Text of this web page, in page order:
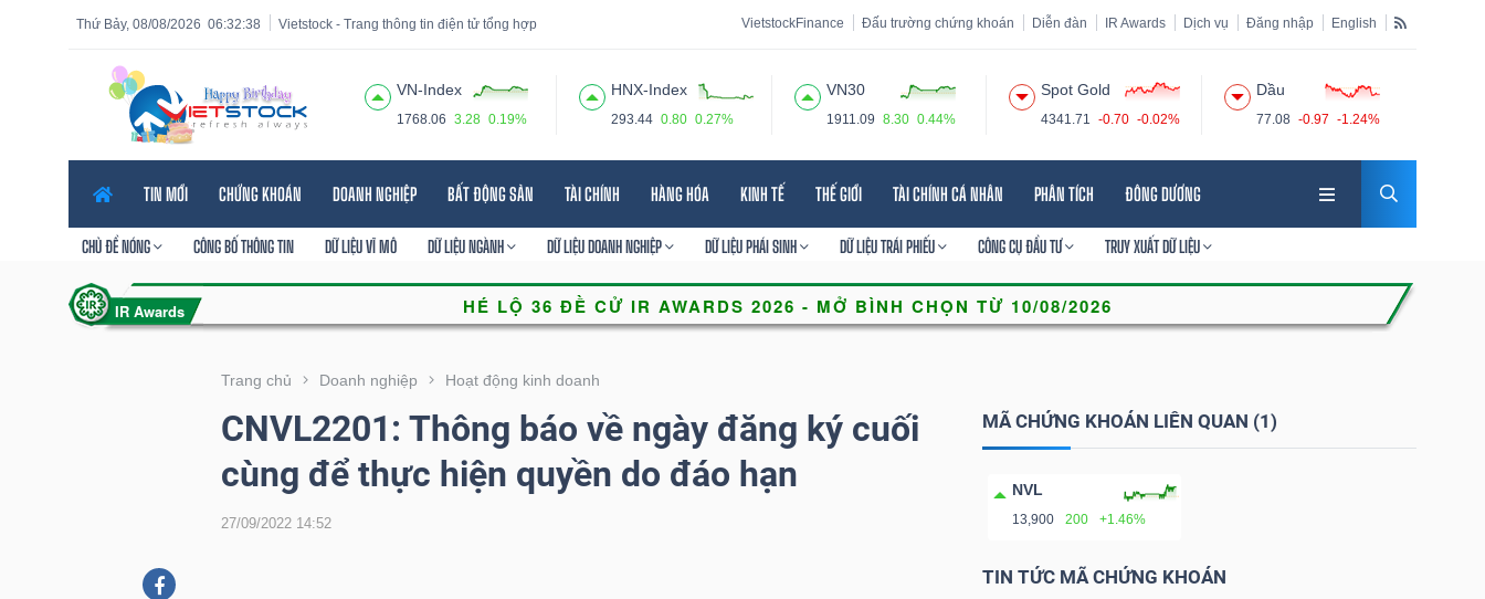
06:32:40
Thứ Bảy, 08/08/2026 Vietstock - Trang thông tin điện tử tổng hợp VietstockFinance Đấu trường chứng khoán Diễn đàn IR Awards Dịch vụ Đăng nhập English
VN-Index
1768.06 3.28 0.19%
HNX-Index
293.44 0.80 0.27%
VN30
1911.09 8.30 0.44%
Spot Gold
4341.71 -0.70 -0.02%
Dầu
77.08 -0.97 -1.24%
TIN MỚI CHỨNG KHOÁN DOANH NGHIỆP BẤT ĐỘNG SẢN TÀI CHÍNH HÀNG HÓA KINH TẾ THẾ GIỚI TÀI CHÍNH CÁ NHÂN PHÂN TÍCH ĐÔNG DƯƠNG
CHỦ ĐỀ NÓNG CÔNG BỐ THÔNG TIN DỮ LIỆU VĨ MÔ DỮ LIỆU NGÀNH DỮ LIỆU DOANH NGHIỆP DỮ LIỆU PHÁI SINH DỮ LIỆU TRÁI PHIẾU CÔNG CỤ ĐẦU TƯ TRUY XUẤT DỮ LIỆU
Trang chủ Doanh nghiệp Hoạt động kinh doanh
CNVL2201: Thông báo về ngày đăng ký cuối
cùng để thực hiện quyền do đáo hạn
27/09/2022 14:52
MÃ CHỨNG KHOÁN LIÊN QUAN (1)
NVL
13,900 200 +1.46%
TIN TỨC MÃ CHỨNG KHOÁN
Tính năng
năng
VIETSTOCK